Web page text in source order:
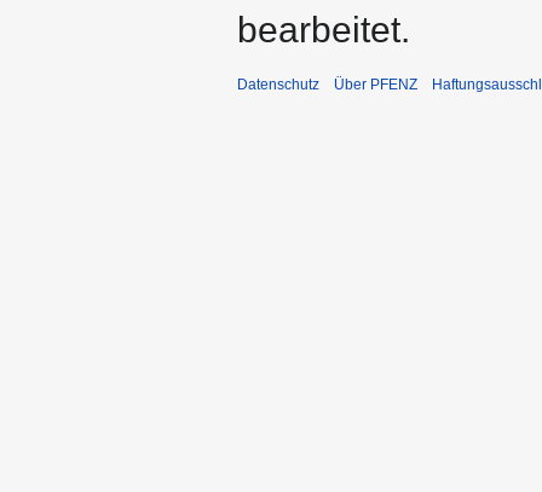
bearbeitet.
Datenschutz Über PFENZ